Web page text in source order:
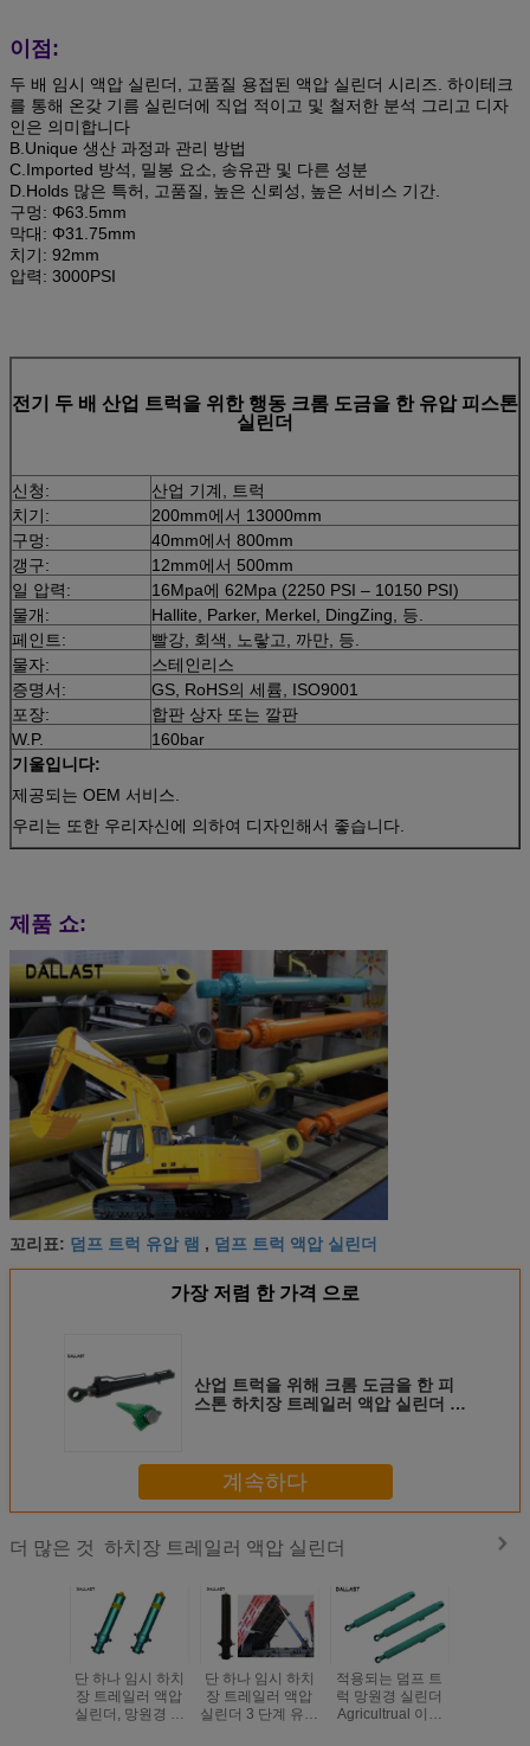
이점:
두 배 임시 액압 실린더, 고품질 용접된 액압 실린더 시리즈. 하이테크
를 통해 온갖 기름 실린더에 직업 적이고 및 철저한 분석 그리고 디자
인은 의미합니다
B.Unique 생산 과정과 관리 방법
C.Imported 방석, 밀봉 요소, 송유관 및 다른 성분
D.Holds 많은 특허, 고품질, 높은 신뢰성, 높은 서비스 기간.
구멍: Φ63.5mm
막대: Φ31.75mm
치기: 92mm
압력: 3000PSI
전기 두 배 산업 트럭을 위한 행동 크롬 도금을 한 유압 피스톤
실린더
신청:
산업 기계, 트럭
치기:
200mm에서 13000mm
구멍:
40mm에서 800mm
갱구:
12mm에서 500mm
일 압력:
16Mpa에 62Mpa (2250 PSI – 10150 PSI)
물개:
Hallite, Parker, Merkel, DingZing, 등.
페인트:
빨강, 회색, 노랗고, 까만, 등.
물자:
스테인리스
증명서:
GS, RoHS의 세륨, ISO9001
포장:
합판 상자 또는 깔판
W.P.
160bar
기울입니다:
제공되는 OEM 서비스.
우리는 또한 우리자신에 의하여 디자인해서 좋습니다.
제품 쇼:
꼬리표: 덤프 트럭 유압 램 , 덤프 트럭 액압 실린더
가장 저렴 한 가격 으로
산업 트럭을 위해 크롬 도금을 한 피
스톤 하치장 트레일러 액압 실린더 두
계속하다
더 많은 것 하치장 트레일러 액압 실린더
단 하나 임시 하치
장 트레일러 액압
실린더, 망원경 덤
단 하나 임시 하치
장 트레일러 액압
실린더 3 단계 유형
적용되는 덤프 트
럭 망원경 실린더
Agricultrual 이중